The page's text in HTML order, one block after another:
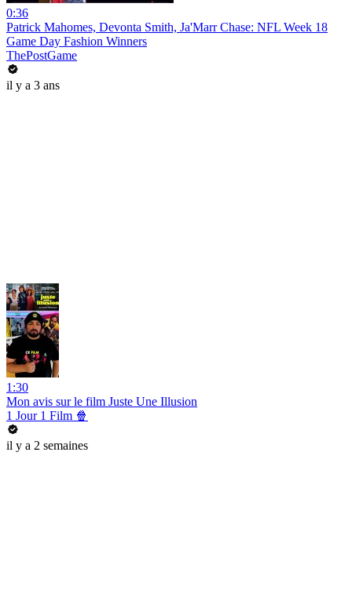
0:36
Patrick Mahomes, Devonta Smith, Ja'Marr Chase: NFL Week 18
Game Day Fashion Winners
ThePostGame
il y a 3 ans
1:30
Mon avis sur le film Juste Une Illusion
1 Jour 1 Film 🍿
il y a 2 semaines